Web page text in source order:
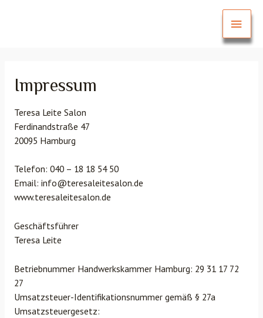
Impressum
Teresa Leite Salon
Ferdinandstraße 47
20095 Hamburg
Telefon: 040 – 18 18 54 50
Email: info@teresaleitesalon.de
www.teresaleitesalon.de
Geschäftsführer
Teresa Leite
Betriebnummer Handwerkskammer Hamburg: 29 31 17 72
27
Umsatzsteuer-Identifikationsnummer gemäß § 27a
Umsatzsteuergesetz: